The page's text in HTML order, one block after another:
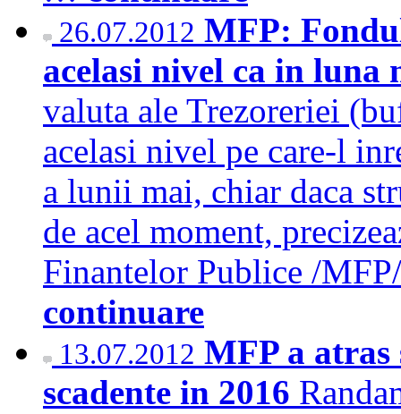
26.07.2012 MFP:
acelasi nivel ca in luna
valuta ale Trezoreriei
acelasi nivel pe care-l
a lunii mai, chiar daca
de acel moment,
Finantelor Publice /
continuare
13.07.2012 MFP a
scadente in 2016